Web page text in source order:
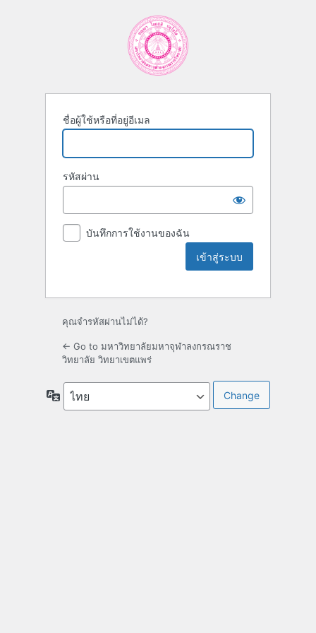
ชื่อผู้ใช้หรือที่อยู่อีเมล
รหัสผ่าน
บันทึกการใช้งานของฉัน
คุณจำรหัสผ่านไม่ได้?
← Go to มหาวิทยาลัยมหาจุฬาลงกรณราช
วิทยาลัย วิทยาเขตแพร่
ภาษา